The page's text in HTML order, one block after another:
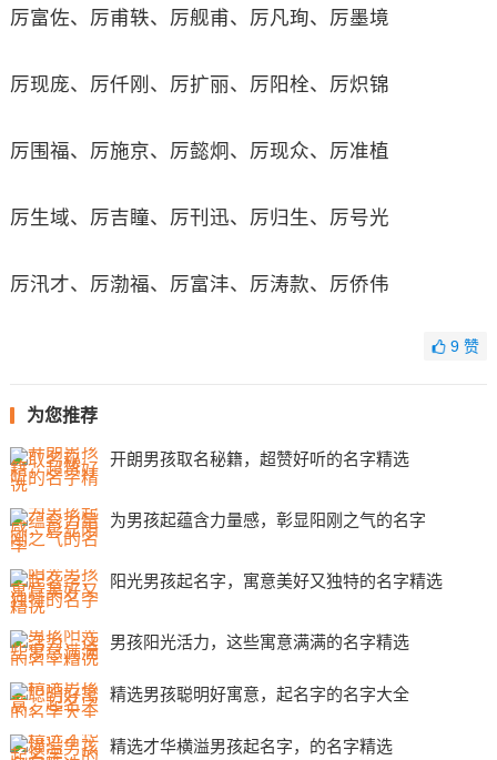
厉富佐、厉甫轶、厉舰甫、厉凡珣、厉墨境
厉现庞、厉仟刚、厉扩丽、厉阳栓、厉炽锦
厉围福、厉施京、厉懿炯、厉现众、厉准植
厉生域、厉吉瞳、厉刊迅、厉归生、厉号光
厉汛才、厉渤福、厉富沣、厉涛款、厉侨伟
9赞
为您推荐
开朗男孩取名秘籍，超赞好听的名字精选
为男孩起蕴含力量感，彰显阳刚之气的名字
阳光男孩起名字，寓意美好又独特的名字精选
男孩阳光活力，这些寓意满满的名字精选
精选男孩聪明好寓意，起名字的名字大全
精选才华横溢男孩起名字，的名字精选